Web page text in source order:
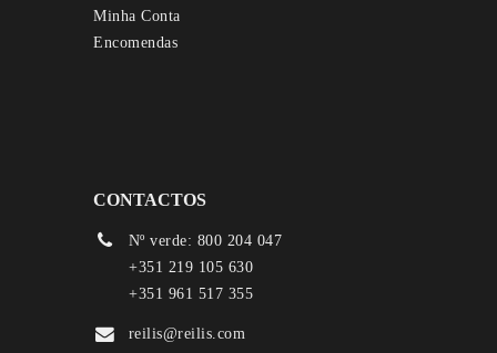
Minha Conta
Encomendas
CONTACTOS
Nº verde: 800 204 047
+351 219 105 630
+351 961 517 355
reilis@reilis.com